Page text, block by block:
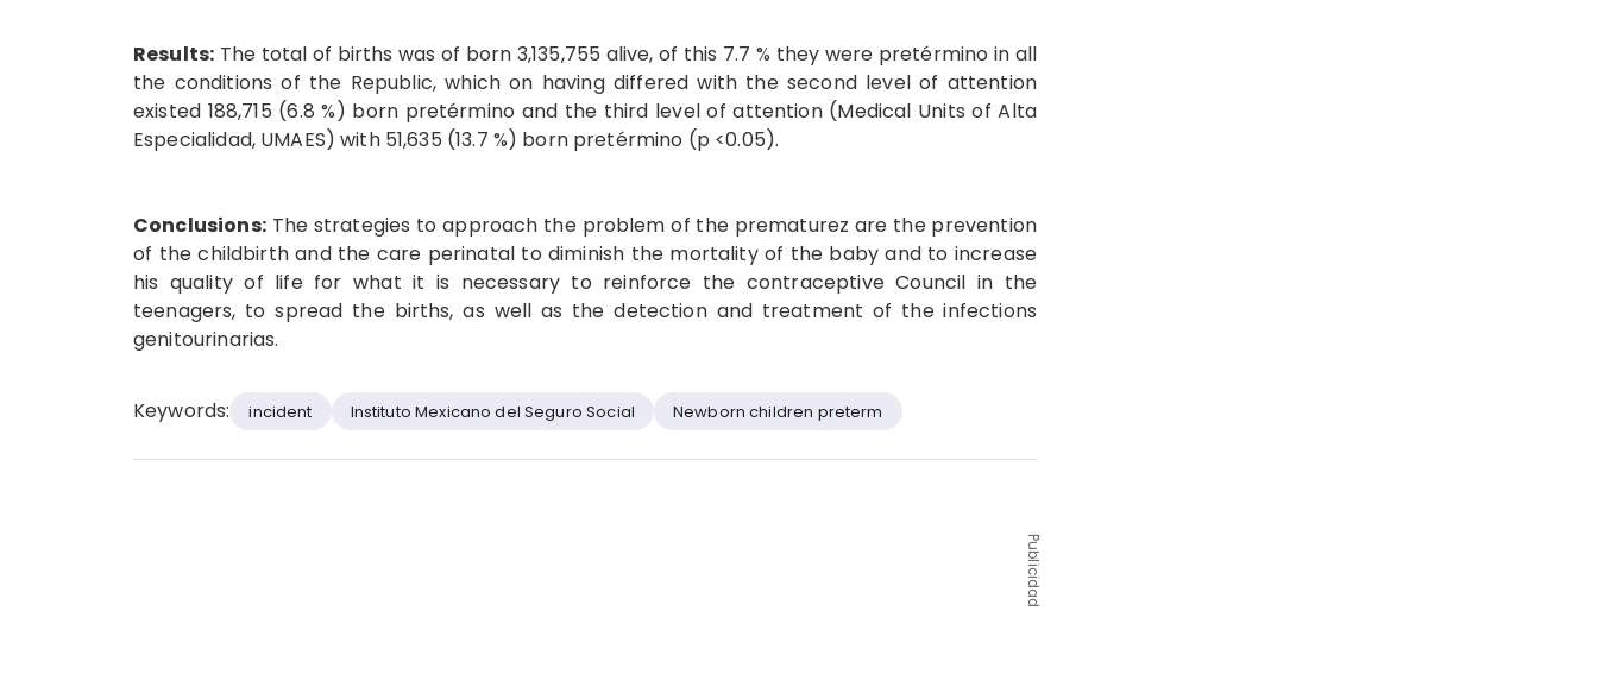
Results: The total of births was of born 3,135,755 alive, of this 7.7 % they were pretérmino in all
the conditions of the Republic, which on having differed with the second level of attention
existed 188,715 (6.8 %) born pretérmino and the third level of attention (Medical Units of Alta
Especialidad, UMAES) with 51,635 (13.7 %) born pretérmino (p <0.05).
Conclusions:The strategies to approach the problem of the prematurez are the prevention
of the childbirth and the care perinatal to diminish the mortality of the baby and to increase
his quality of life for what it is necessary to reinforce the contraceptive Council in the
teenagers, to spread the births, as well as the detection and treatment of the infections
genitourinarias.
Keywords: incident Instituto Mexicano del Seguro Social Newborn children preterm
Publicidad